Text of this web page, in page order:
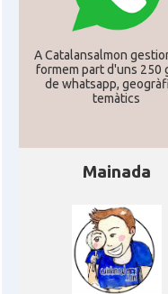
CAMON
CAMON
CAMON
CAMON
CAMON
A Catalansalmon
formem part d'uns 250
de whatsapp,
temàtics
Mainada